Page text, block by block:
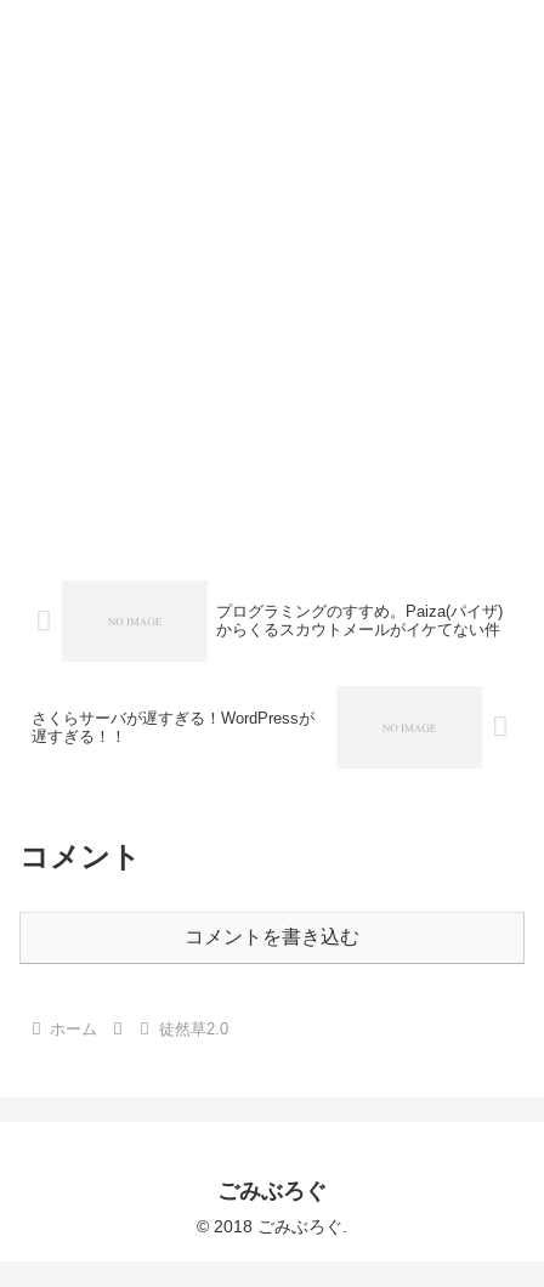
プログラミングのすすめ。Paiza(パイザ)
からくるスカウトメールがイケてない件
さくらサーバが遅すぎる！WordPressが
遅すぎる！！
コメント
コメントを書き込む
ホーム 徒然草2.0
ごみぶろぐ
© 2018 ごみぶろぐ.